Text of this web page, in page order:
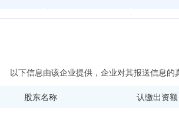
以下信息由该企业提供，企业对其报送信息的
股东名称 认缴出资额